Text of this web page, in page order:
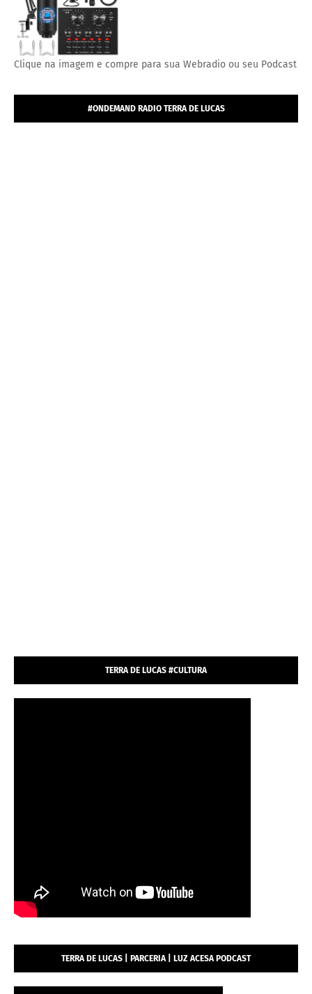
Clique na imagem e compre para sua Webradio ou seu Podcast
#ONDEMAND RADIO TERRA DE LUCAS
TERRA DE LUCAS #CULTURA
TERRA DE LUCAS | PARCERIA | LUZ ACESA PODCAST